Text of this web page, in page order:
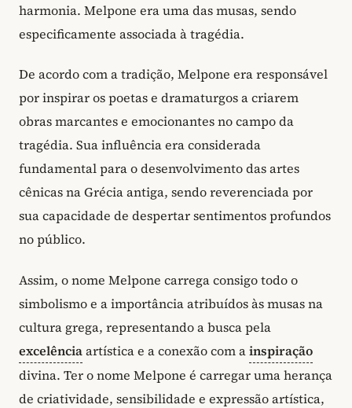
harmonia. Melpone era uma das musas, sendo
especificamente associada à tragédia.
De acordo com a tradição, Melpone era responsável
por inspirar os poetas e dramaturgos a criarem
obras marcantes e emocionantes no campo da
tragédia. Sua influência era considerada
fundamental para o desenvolvimento das artes
cênicas na Grécia antiga, sendo reverenciada por
sua capacidade de despertar sentimentos profundos
no público.
Assim, o nome Melpone carrega consigo todo o
simbolismo e a importância atribuídos às musas na
cultura grega, representando a busca pela
excelênciaartística e a conexão com ainspiração
divina. Ter o nome Melpone é carregar uma herança
de criatividade, sensibilidade e expressão artística,